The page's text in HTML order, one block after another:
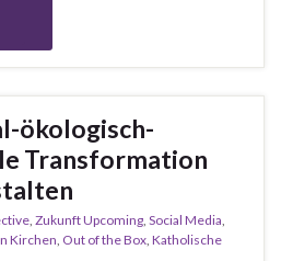
ökologisch-
Transformation
Zukunft Upcoming Social Media
Kirchen Out of the Box Katholische